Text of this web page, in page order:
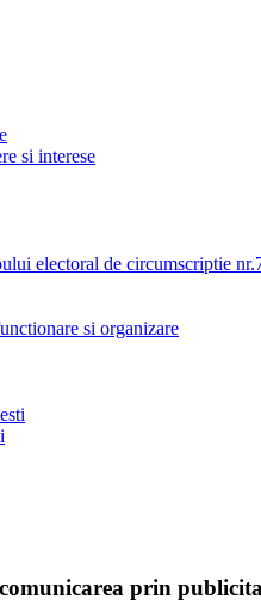
si interese
electoral de circumscriptie
si organizare
prin